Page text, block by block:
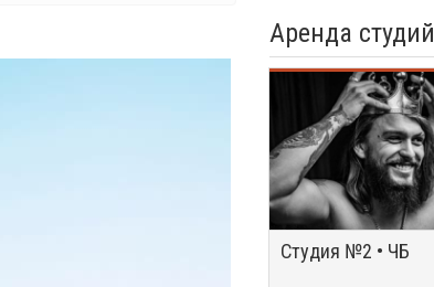
Аренда студий
Студия №2 • ЧБ